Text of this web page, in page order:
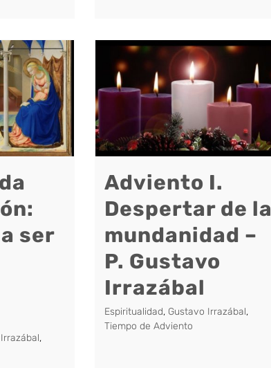
ser
,
Adviento I.
Despertar de la
mundanidad –
P. Gustavo
Irrazábal
Espiritualidad, Gustavo Irrazábal,
Tiempo de Adviento